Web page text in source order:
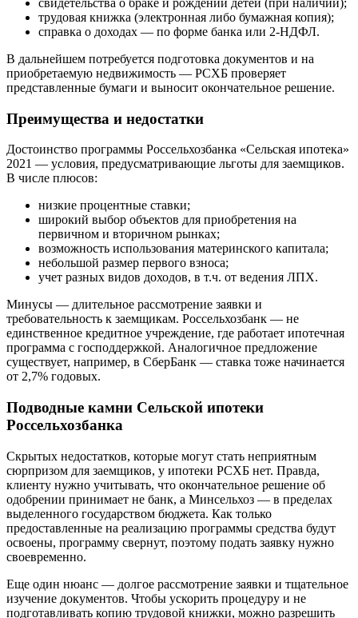
свидетельства о браке и рождении детей (при наличии);
трудовая книжка (электронная либо бумажная копия);
справка о доходах — по форме банка или 2-НДФЛ.
В дальнейшем потребуется подготовка документов и на
приобретаемую недвижимость — РСХБ проверяет
представленные бумаги и выносит окончательное решение.
Преимущества и недостатки
Достоинство программы Россельхозбанка «Сельская ипотека»
2021 — условия, предусматривающие льготы для заемщиков.
В числе плюсов:
низкие процентные ставки;
широкий выбор объектов для приобретения на
первичном и вторичном рынках;
возможность использования материнского капитала;
небольшой размер первого взноса;
учет разных видов доходов, в т.ч. от ведения ЛПХ.
Минусы — длительное рассмотрение заявки и
требовательность к заемщикам. Россельхозбанк — не
единственное кредитное учреждение, где работает ипотечная
программа с господдержкой. Аналогичное предложение
существует, например, в СберБанк — ставка тоже начинается
от 2,7% годовых.
Подводные камни Сельской ипотеки
Россельхозбанка
Скрытых недостатков, которые могут стать неприятным
сюрпризом для заемщиков, у ипотеки РСХБ нет. Правда,
клиенту нужно учитывать, что окончательное решение об
одобрении принимает не банк, а Минсельхоз — в пределах
выделенного государством бюджета. Как только
предоставленные на реализацию программы средства будут
освоены, программу свернут, поэтому подать заявку нужно
своевременно.
Еще один нюанс — долгое рассмотрение заявки и тщательное
изучение документов. Чтобы ускорить процедуру и не
подготавливать копию трудовой книжки, можно разрешить